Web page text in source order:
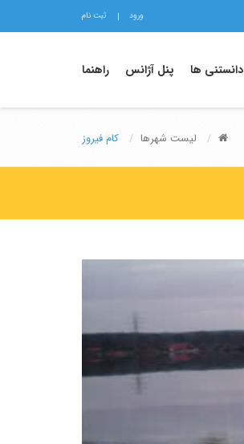
ورود ثبت نام
دانستنی ها پنل آژانس راهنما
لیست شهرها کام فیروز